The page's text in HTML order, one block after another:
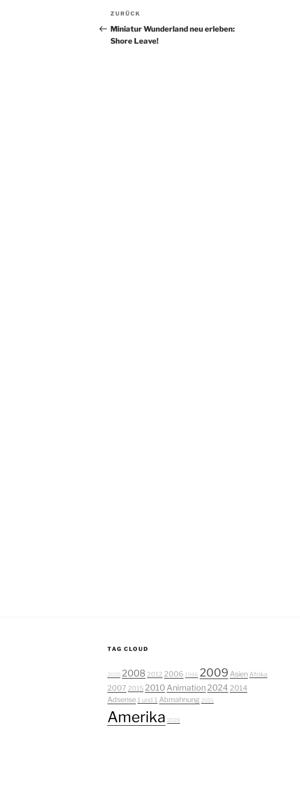
Beitragsnavigation
Vorheriger
Beitrag
ZURÜCK
Miniatur Wunderland neu erleben:
Shore Leave!
TAG CLOUD
2020 2008 2012 2006 1986 2009 Asien Afrika
2007 2015 2010 Animation 2024 2014
Adsense 1 und 1 Abmahnung 2016
Amerika 2028